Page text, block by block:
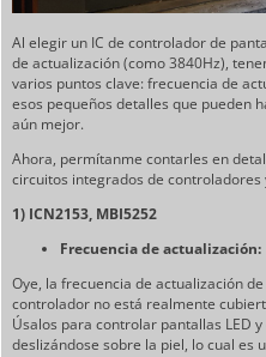
Al elegir un IC de controlador de
de actualización (como 3840Hz),
varios puntos clave: frecuencia de
esos pequeños detalles que pueden
aún mejor.
Ahora, permítanme contarles en
circuitos integrados de controladores
1) ICN2153, MBI5252
Frecuencia de actualización:
Oye, la frecuencia de actualización
controlador no está realmente
Úsalos para controlar pantallas LED
deslizándose sobre la piel, lo cual es